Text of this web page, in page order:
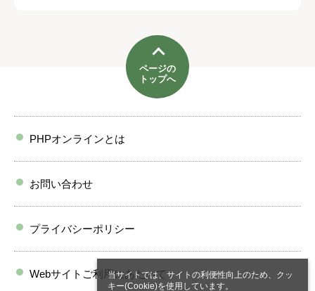
当サイトでは、サイトの利便性向上のため、クッ
キー(Cookie)を使用しています。
ページの
トップへ
PHPオンラインとは
お問い合わせ
プライバシーポリシー
Webサイトご利用にあたって